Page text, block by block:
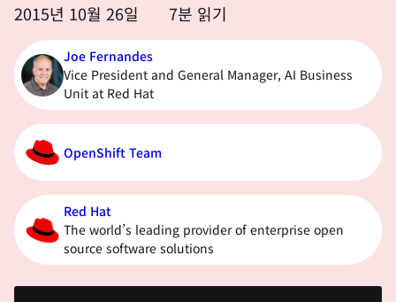
2015년 10월 26일 7분 읽기
Joe Fernandes
Vice President and General Manager, AI Business
Unit at Red Hat
OpenShift Team
Red Hat
The world’s leading provider of enterprise open
source software solutions